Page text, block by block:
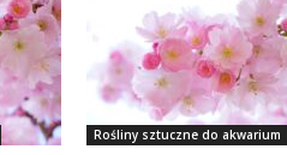
Rośliny sztuczne do akwarium